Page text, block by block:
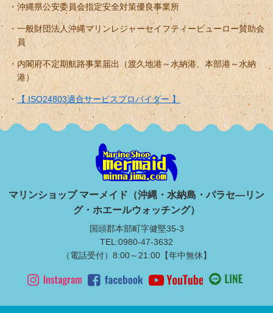
沖縄県公安委員会指定安全対策優良事業所
一般財団法人沖縄マリンレジャーセイフティービューロー賛助会
員
内閣府不定期航路事業届出（渡久地港～水納港、本部港～水納
港）
【 ISO24803適合サービスプロバイダー 】
マリンショップ マーメイド（沖縄・水納島・パラセ―リン
グ・ホエールウォッチング）
国頭郡本部町字健堅35-3
TEL:0980-47-3632
（電話受付）8:00～21:00【年中無休】